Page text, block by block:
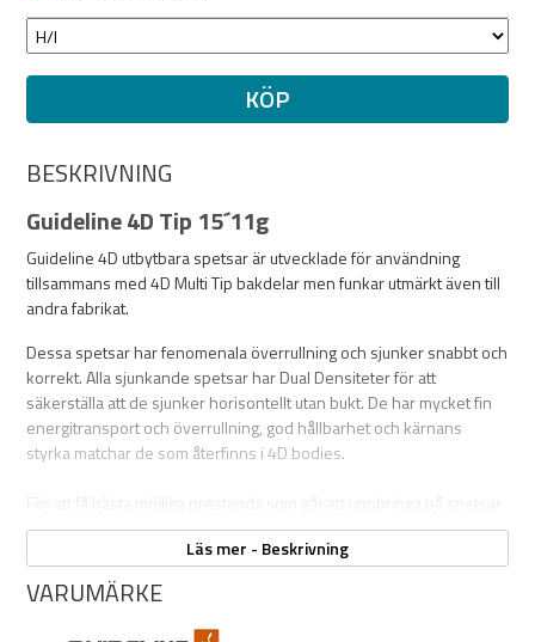
KÖP
BESKRIVNING
Guideline 4D Tip 15´11g
Guideline 4D utbytbara spetsar är utvecklade för användning
tillsammans med 4D Multi Tip bakdelar men funkar utmärkt även till
andra fabrikat.
Dessa spetsar har fenomenala överrullning och sjunker snabbt och
korrekt. Alla sjunkande spetsar har Dual Densiteter för att
säkerställa att de sjunker horisontellt utan bukt. De har mycket fin
energitransport och överrullning, god hållbarhet och kärnans
styrka matchar de som återfinns i 4D bodies.
idag har Guideline överfört taperingarna från deras populära Triple
Density-linor till dessa modeller. Det finns totalt sex olika
densiteter, och två olika vikter att välja. Alla har starka, förstärkta
öglor i båda ändar och tryckt ID-märkning för enkel identifiering av
vikt, längd och densitet.
Läs mer - Beskrivning
VARUMÄRKE